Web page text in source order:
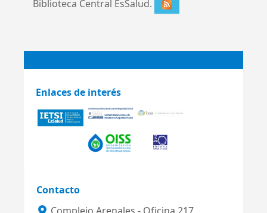
Biblioteca Central EsSalud.
Enlaces de interés
Contacto